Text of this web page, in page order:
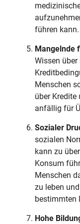
führen kann.
Mangelnde
Wissen
Menschen
über
anfällig für
Sozialer
sozialen
kann zu
Konsum
Menschen
zu leben
bestimmten
Hohe